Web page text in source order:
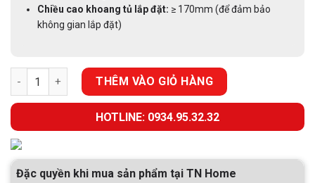
Chiều cao khoang tủ lắp đặt: ≥ 170mm (để đảm bảo
không gian lắp đặt)
GIÁ XOONG NỒI INOX 304 NAN TRÒN EUROGOLD EG30490B số
THÊM VÀO GIỎ HÀNG
HOTLINE: 0934.95.32.32
Đặc quyền khi mua sản phẩm tại TN Home